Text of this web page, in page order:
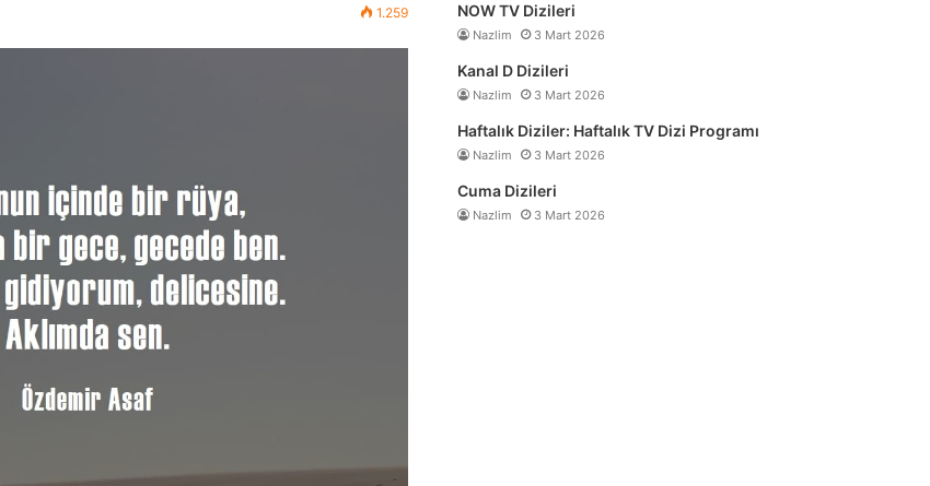
1.259 NOW TV Dizileri
Nazlim 3 Mart 2026
Kanal D Dizileri
Nazlim 3 Mart 2026
Haftalık Diziler: Haftalık TV Dizi Programı
Nazlim 3 Mart 2026
Cuma Dizileri
Nazlim 3 Mart 2026